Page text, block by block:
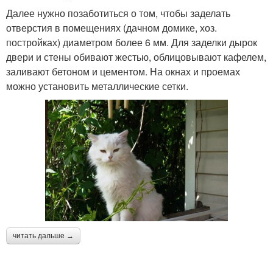
Далее нужно позаботиться о том, чтобы заделать
отверстия в помещениях (дачном домике, хоз.
постройках) диаметром более 6 мм. Для заделки дырок
двери и стены обивают жестью, облицовывают кафелем,
заливают бетоном и цементом. На окнах и проемах
можно установить металлические сетки.
читать дальше →